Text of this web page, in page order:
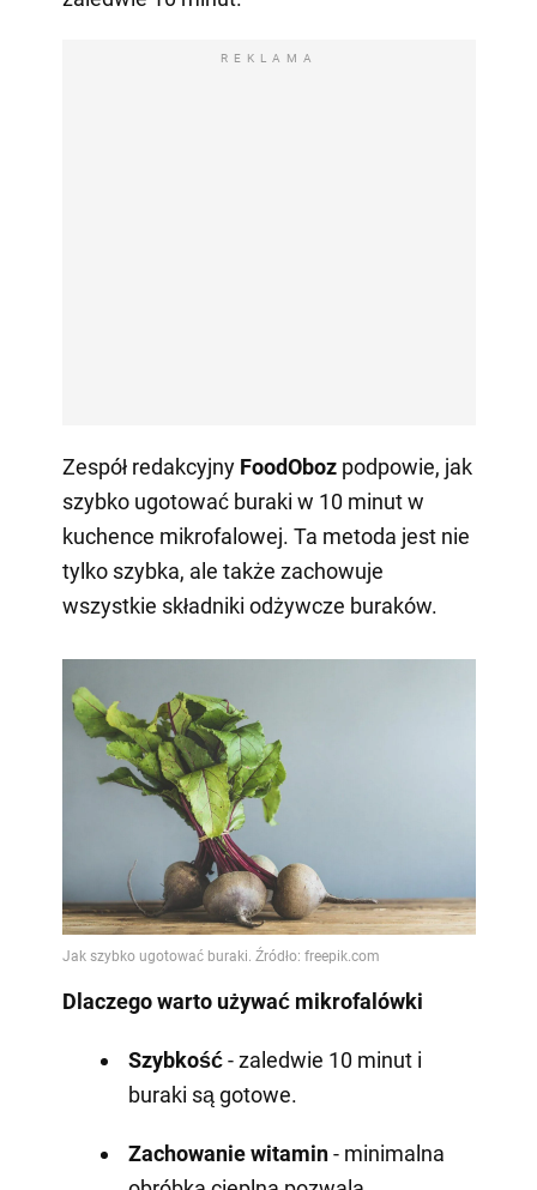
REKLAMA
Zespół redakcyjny FoodOboz podpowie, jak
szybko ugotować buraki w 10 minut w
kuchence mikrofalowej. Ta metoda jest nie
tylko szybka, ale także zachowuje
wszystkie składniki odżywcze buraków.
Dlaczego warto używać mikrofalówki
Szybkość- zaledwie 10 minut i
buraki są gotowe.
Zachowanie witamin- minimalna